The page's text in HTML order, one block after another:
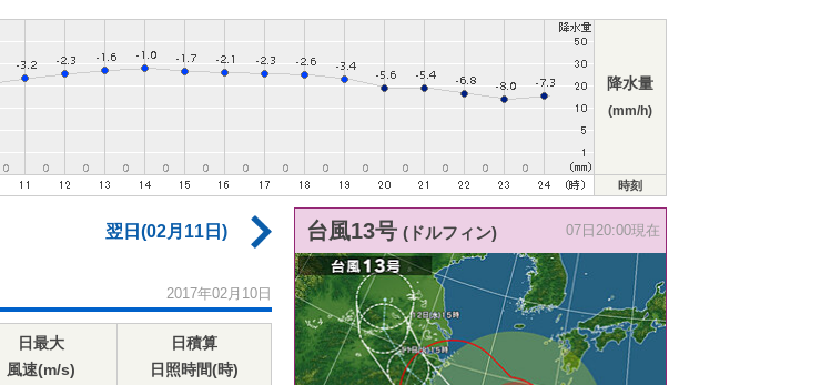
降水量
(mm/h)
時刻
翌日(02月11日)
2017年02月10日
日最大
風速(m/s)
日積算
日照時間(時)
台風13号 (ドルフィン) 07日20:00現在